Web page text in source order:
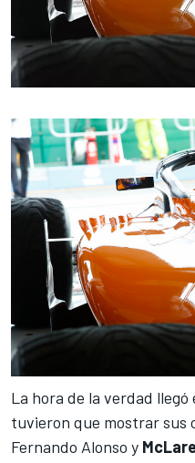
La hora de la verdad
tuvieron que mostrar sus
Fernando Alonso y